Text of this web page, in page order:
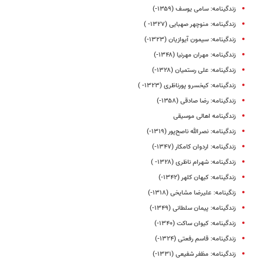
زندگینامه: سامی یوسف (۱۳۵۹-)
زندگینامه: منوچهر صهبایی (۱۳۲۷- )
زندگینامه: سیمون آیوازیان (۱۳۲۳-)
زندگینامه‌: مهران مهرنیا (۱۳۴۸-)
زندگینامه: علی رستمیان (۱۳۲۸-)
زندگینامه: کیخسرو پورناظری (۱۳۲۳- )
زندگینامه: رضا صادقی (۱۳۵۸-)
زندگینامه اهالی موسیقی
زندگینامه‌‌‌‌‌‌‌‌‌: نصرالله‌ ناصح‌پور (۱۳۱۹-)
زندگینامه: اردوان کامکار (۱۳۴۷-)
زندگینامه: شهرام ناظری (۱۳۲۸- )
زندگینامه: کیهان کلهر (۱۳۴۲-)
زنگینامه: علیرضا مشایخی (۱۳۱۸-)
زندگینامه: پیمان سلطانی (۱۳۴۹-)
زندگینامه: کیوان ساکت (۱۳۴۰-)
زندگینامه: قاسم رفعتی (۱۳۲۴-)
زندگینامه: مظفر شفیعی (١٣٣١-)